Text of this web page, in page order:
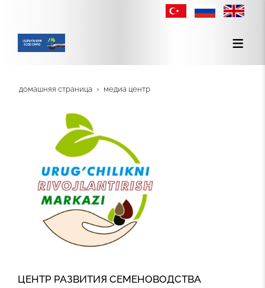
домашняя страница медиа центр
ЦЕНТР РАЗВИТИЯ СЕМЕНОВОДСТВА